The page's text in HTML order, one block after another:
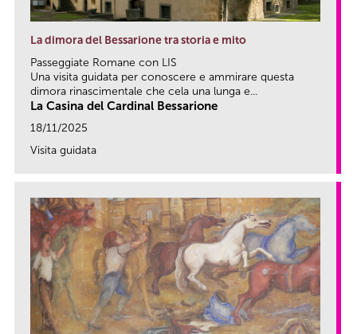
La dimora del Bessarione tra storia e mito
Passeggiate Romane con LIS
Una visita guidata per conoscere e ammirare questa
dimora rinascimentale che cela una lunga e...
La Casina del Cardinal Bessarione
18/11/2025
Visita guidata